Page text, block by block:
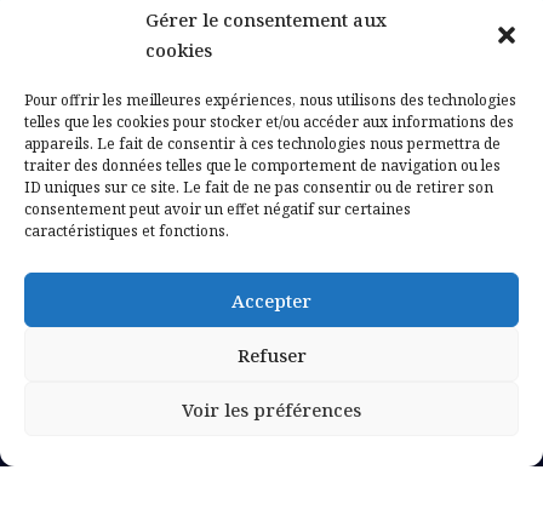
Gérer le consentement aux
cookies
Pour offrir les meilleures expériences, nous utilisons des technologies
telles que les cookies pour stocker et/ou accéder aux informations des
appareils. Le fait de consentir à ces technologies nous permettra de
traiter des données telles que le comportement de navigation ou les
ID uniques sur ce site. Le fait de ne pas consentir ou de retirer son
consentement peut avoir un effet négatif sur certaines
caractéristiques et fonctions.
Accepter
Refuser
Voir les préférences
Contactez-nous
Mentions légales
Politique de confidentialité